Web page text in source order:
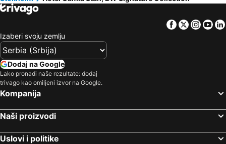
Facebook
Twitter
Izaberi svoju zemlju
Dodaj na Google
Lako pronađi naše rezultate: dodaj
trivago kao omiljeni izvor na Google.
Kompanija
Naši proizvodi
Uslovi i politike